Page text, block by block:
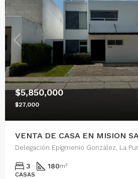
$5,850,000
$27,000
3 180m²
CASAS